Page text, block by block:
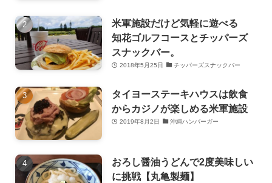
米軍施設だけど気軽に遊べる
知花ゴルフコースとチッパーズ
スナックバー。
2018年5月25日 チッパーズスナックバー
タイヨーステーキハウスは飲食
からカジノが楽しめる米軍施設
2019年8月2日 沖縄ハンバーガー
おろし醤油うどんで2度美味しい
に挑戦【丸亀製麺】